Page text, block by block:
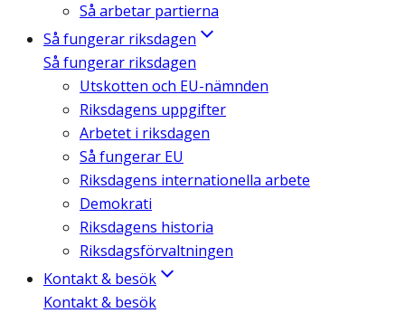
Så arbetar partierna
Så fungerar riksdagen
Så fungerar riksdagen
Utskotten och EU-nämnden
Riksdagens uppgifter
Arbetet i riksdagen
Så fungerar EU
Riksdagens internationella arbete
Demokrati
Riksdagens historia
Riksdagsförvaltningen
Kontakt & besök
Kontakt & besök